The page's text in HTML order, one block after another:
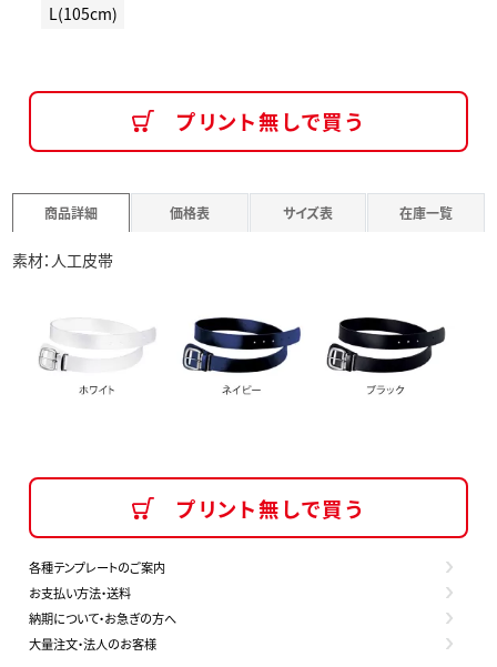
L(105cm)
プリント無しで買う
商品詳細 価格表 サイズ表 在庫一覧
素材：人工皮帯
プリント無しで買う
各種テンプレートのご案内
お支払い方法・送料
納期について・お急ぎの方へ
大量注文・法人のお客様